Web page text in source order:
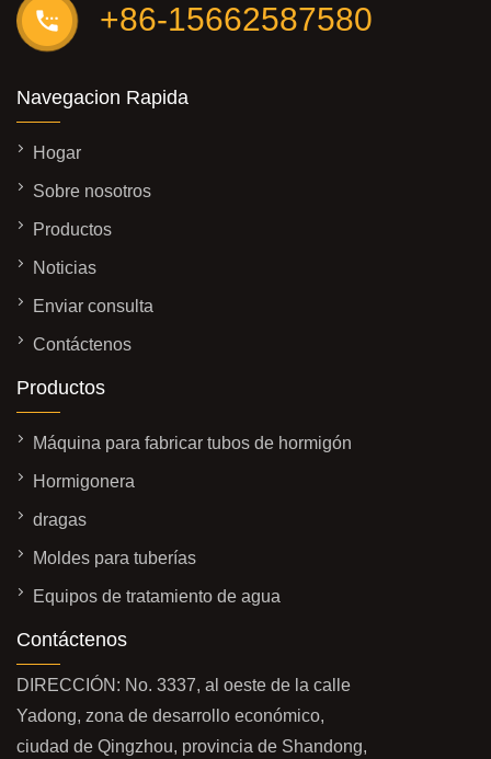
+86-15662587580
Navegacion Rapida
Hogar
Sobre nosotros
Productos
Noticias
Enviar consulta
Contáctenos
Productos
Máquina para fabricar tubos de hormigón
Hormigonera
dragas
Moldes para tuberías
Equipos de tratamiento de agua
Contáctenos
DIRECCIÓN: No. 3337, al oeste de la calle
Yadong, zona de desarrollo económico,
ciudad de Qingzhou, provincia de Shandong,